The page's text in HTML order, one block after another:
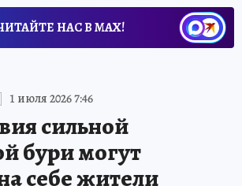
НАС В МАХ!
1 июля 2026 7:46
сильной
бури могут
себе жители